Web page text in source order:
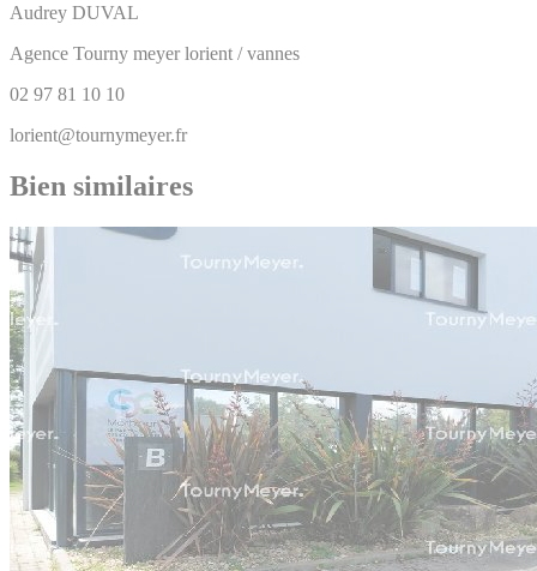
Audrey DUVAL
Agence Tourny meyer lorient / vannes
02 97 81 10 10
lorient@tournymeyer.fr
Bien similaires